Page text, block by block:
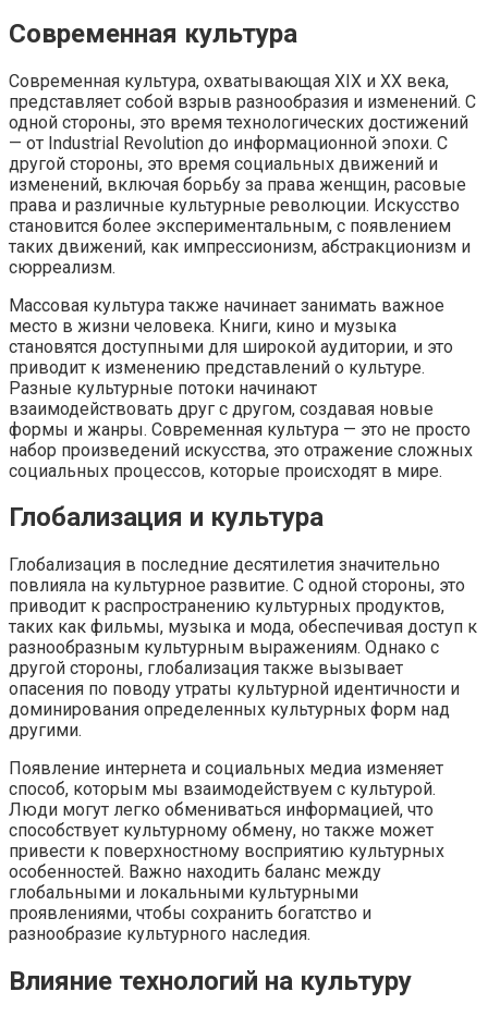
Современная культура
Современная культура, охватывающая XIX и XX века,
представляет собой взрыв разнообразия и изменений. С
одной стороны, это время технологических достижений
— от Industrial Revolution до информационной эпохи. С
другой стороны, это время социальных движений и
изменений, включая борьбу за права женщин, расовые
права и различные культурные революции. Искусство
становится более экспериментальным, с появлением
таких движений, как импрессионизм, абстракционизм и
сюрреализм.
Массовая культура также начинает занимать важное
место в жизни человека. Книги, кино и музыка
становятся доступными для широкой аудитории, и это
приводит к изменению представлений о культуре.
Разные культурные потоки начинают
взаимодействовать друг с другом, создавая новые
формы и жанры. Современная культура — это не просто
набор произведений искусства, это отражение сложных
социальных процессов, которые происходят в мире.
Глобализация и культура
Глобализация в последние десятилетия значительно
повлияла на культурное развитие. С одной стороны, это
приводит к распространению культурных продуктов,
таких как фильмы, музыка и мода, обеспечивая доступ к
разнообразным культурным выражениям. Однако с
другой стороны, глобализация также вызывает
опасения по поводу утраты культурной идентичности и
доминирования определенных культурных форм над
другими.
Появление интернета и социальных медиа изменяет
способ, которым мы взаимодействуем с культурой.
Люди могут легко обмениваться информацией, что
способствует культурному обмену, но также может
привести к поверхностному восприятию культурных
особенностей. Важно находить баланс между
глобальными и локальными культурными
проявлениями, чтобы сохранить богатство и
разнообразие культурного наследия.
Влияние технологий на культуру